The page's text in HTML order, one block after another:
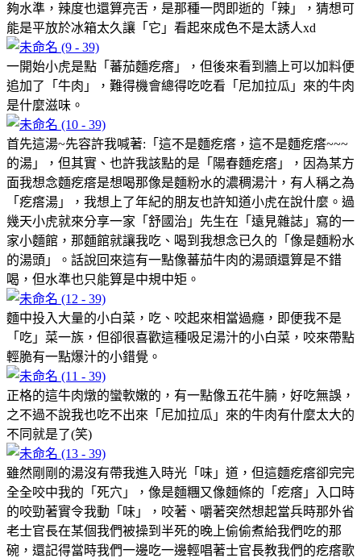
夠水準，辣度也還算亮舌，是那種一閃即逝的「辣」，猜想可
能是平放於冰箱太久讓「它」看起來成色不是太誘人xd
一開始小虎是點「蕃茄麵疙瘩」，但後來看到牆上可以加料便
追加了「牛肉」，難得機會總得吃吃看「尼加拉瓜」來的牛肉
是什麼滋味。
首先這湯~先容許我喊著:「這不是麵疙瘩，這不是麵疙瘩~~~
的湯」，但其實、也許我該點的是「陽春麵疙瘩」，因為某方
面我想念麵疙瘩是想喝那像是麵粉水的濃稠湯汁，有人稱之為
「疙瘩湯」，我想上了年紀的朋友也許知道小虎在說什麼。過
幾天小虎就來分享一家「舒國治」先生在「遠見雜誌」寫的一
家小麵館，那麵館就讓我吃、喝到我想念已久的「像是麵粉水
的湯頭」。話說回來這有一點像蕃茄牛肉的湯頭還算是不錯
喝，但水準也只能算是中規中矩。
麵中投入大量的小白菜，吃、咬起來相當過癮，即便我不是
「吃」菜一族，但卻很喜歡這種吸足湯汁的小白菜，咬來帶點
輕脆有一點爆汁的小錯覺。
正格的這牛肉燉的蠻軟嫩的，有一點像五花牛腩，好吃無誤，
之不過不說我也吃不出來「尼加拉瓜」來的牛肉有什麼太大的
不同就是了(笑)
雖然剛剛的湯沒有帶我進入時光「味」道，但這麵疙瘩卻完完
全全咬中我的「死穴」，像是麵糰又像麵條的「疙瘩」入口時
的咬勁著實令我動「味」，咬著、嚼著突然想起當兵時那外省
老士官長在某個我們被操到半死的晚上偷偷煮給我們吃的那
碗，還記得當時我們一邊吃一邊輕唱著士官長教我們的疙瘩歌